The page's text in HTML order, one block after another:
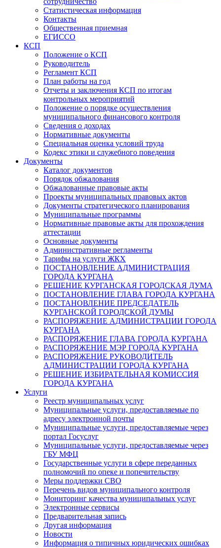
Статистическая информация
Контакты
Общественная приемная
ЕГИССО
КСП
Положение о КСП
Руководитель
Регламент КСП
План работы на год
Отчеты и заключения КСП по итогам
контрольных мероприятий
Положение о порядке осуществления
муниципального финансового контроля
Сведения о доходах
Нормативные документы
Специальная оценка условий труда
Кодекс этики и служебного поведения
Документы
Каталог документов
Порядок обжалования
Обжалованные правовые акты
Проекты муниципальных правовых актов
Документы стратегического планирования
Муниципальные программы
Нормативные правовые акты для прохождения
аттестации
Основные документы
Административные регламенты
Тарифы на услуги ЖКХ
ПОСТАНОВЛЕНИЕ АДМИНИСТРАЦИЯ
ГОРОДА КУРГАНА
РЕШЕНИЕ КУРГАНСКАЯ ГОРОДСКАЯ ДУМА
ПОСТАНОВЛЕНИЕ ГЛАВА ГОРОДА КУРГАНА
ПОСТАНОВЛЕНИЕ ПРЕДСЕДАТЕЛЬ
КУРГАНСКОЙ ГОРОДСКОЙ ДУМЫ
РАСПОРЯЖЕНИЕ АДМИНИСТРАЦИИ ГОРОДА
КУРГАНА
РАСПОРЯЖЕНИЕ ГЛАВА ГОРОДА КУРГАНА
РАСПОРЯЖЕНИЕ МЭР ГОРОДА КУРГАНА
РАСПОРЯЖЕНИЕ РУКОВОДИТЕЛЬ
АДМИНИСТРАЦИИ ГОРОДА КУРГАНА
РЕШЕНИЕ ИЗБИРАТЕЛЬНАЯ КОМИССИЯ
ГОРОДА КУРГАНА
Услуги
Реестр муниципальных услуг
Муниципальные услуги, предоставляемые по
адресу электронной почты
Муниципальные услуги, предоставляемые через
портал Госуслуг
Муниципальные услуги, предоставляемые через
ГБУ МФЦ
Государственные услуги в сфере переданных
полномочий по опеке и попечительству
Меры поддержки СВО
Перечень видов муниципального контроля
Мониторинг качества муниципальных услуг
Электронные сервисы
Предварительная запись
Другая информация
Новости
Информация о типичных юридических ошибках